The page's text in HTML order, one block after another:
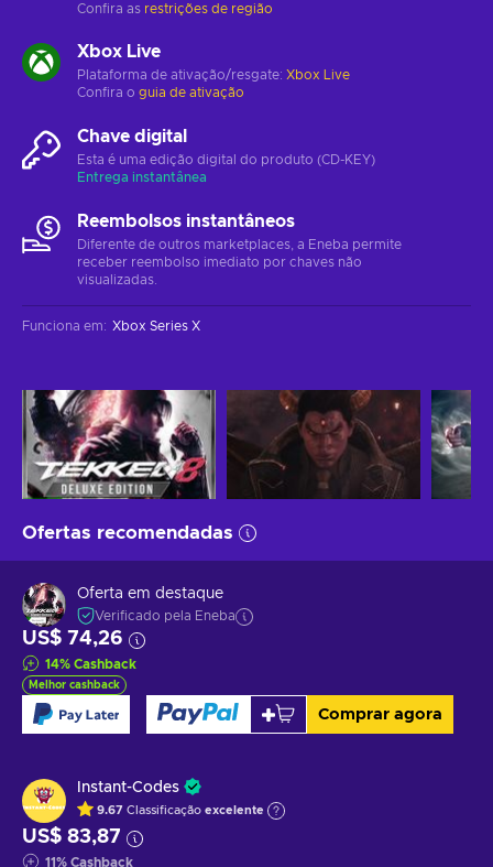
Confira as restrições de região
Xbox Live
Plataforma de ativação/resgate: Xbox Live
Confira o guia de ativação
Chave digital
Esta é uma edição digital do produto (CD-KEY)
Entrega instantânea
Reembolsos instantâneos
Diferente de outros marketplaces, a Eneba permite
receber reembolso imediato por chaves não
visualizadas.
Funciona em: Xbox Series X
Ofertas recomendadas
Oferta em destaque
Verificado pela Eneba
US$ 74,26
14% Cashback
Melhor cashback
Comprar agora
Instant-Codes
9.67 Classificação excelente
US$ 83,87
11% Cashback